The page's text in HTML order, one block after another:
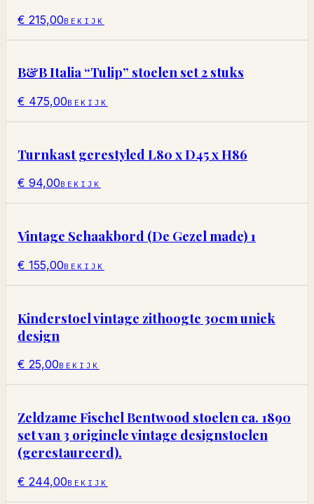
€ 215,00BEKIJK
B&B Italia “Tulip” stoelen set 2 stuks
€ 475,00BEKIJK
Turnkast gerestyled L80 x D45 x H86
€ 94,00BEKIJK
Vintage Schaakbord (De Gezel made) 1
€ 155,00BEKIJK
Kinderstoel vintage zithoogte 30cm uniek
design
€ 25,00BEKIJK
Zeldzame Fischel Bentwood stoelen ca. 1890
set van 3 originele vintage designstoelen
(gerestaureerd).
€ 244,00BEKIJK